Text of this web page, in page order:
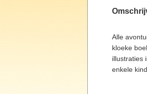
Alle
kloeke
illustraties
enkele